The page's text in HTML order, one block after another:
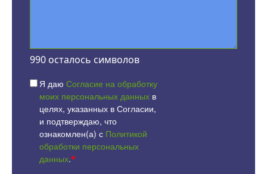
990 осталось символов
Я даю Согласие на обработку
моих персональных данных в
целях, указанных в Согласии,
и подтверждаю, что
ознакомлен(а) с Политикой
обработки персональных
данных.*